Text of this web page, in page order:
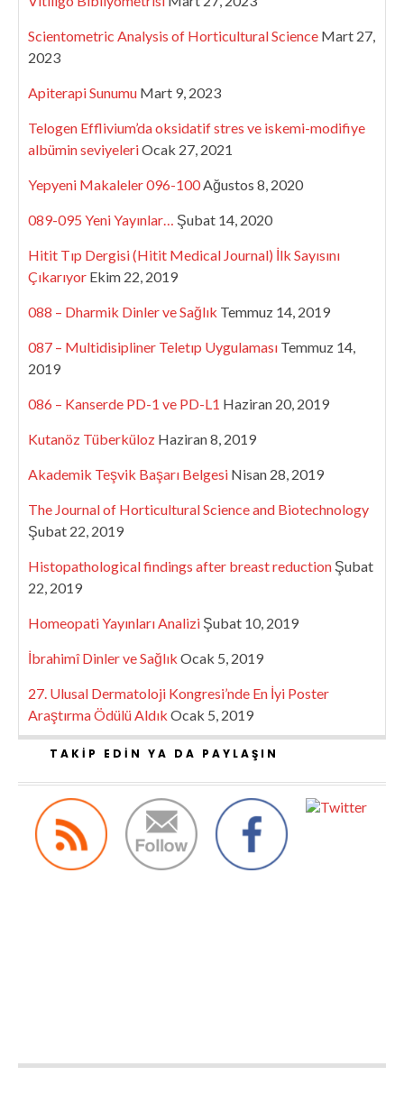
Scientometric Analysis of Horticultural Science Mart 27,
2023
Apiterapi Sunumu Mart 9, 2023
Telogen Efflivium’da oksidatif stres ve iskemi-modifiye
albümin seviyeleriOcak 27, 2021
Yepyeni Makaleler 096-100Ağustos 8, 2020
089-095 Yeni Yayınlar… Şubat 14, 2020
Hitit Tıp Dergisi (Hitit Medical Journal) İlk Sayısını
Çıkarıyor Ekim 22, 2019
088 – Dharmik Dinler ve Sağlık Temmuz 14, 2019
087 – Multidisipliner Teletıp Uygulaması Temmuz 14,
2019
086 – Kanserde PD-1 ve PD-L1 Haziran 20, 2019
Kutanöz Tüberküloz Haziran 8, 2019
Akademik Teşvik Başarı Belgesi Nisan 28, 2019
The Journal of Horticultural Science and Biotechnology
Şubat 22, 2019
Histopathological findings after breast reduction Şubat
22, 2019
Homeopati Yayınları Analizi Şubat 10, 2019
İbrahimî Dinler ve Sağlık Ocak 5, 2019
27. Ulusal Dermatoloji Kongresi’nde En İyi Poster
Araştırma Ödülü Aldık Ocak 5, 2019
TAKIP EDIN YA DA PAYLAŞIN